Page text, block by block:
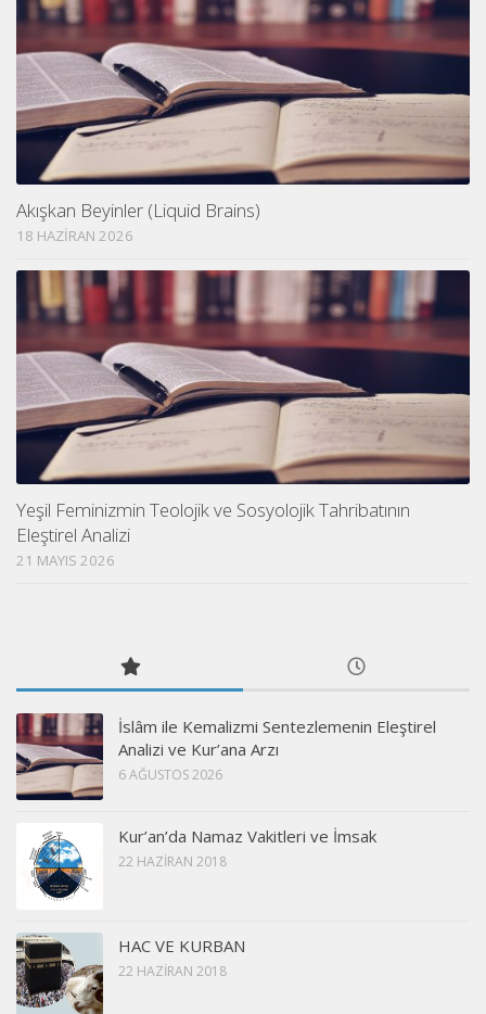
Akışkan Beyinler (Liquid Brains)
18 HAZIRAN 2026
Yeşil Feminizmin Teolojik ve Sosyolojik Tahribatının
Eleştirel Analizi
21 MAYIS 2026
İslâm ile Kemalizmi Sentezlemenin Eleştirel
Analizi ve Kur’ana Arzı
6 AĞUSTOS 2026
Kur’an’da Namaz Vakitleri ve İmsak
22 HAZIRAN 2018
HAC VE KURBAN
22 HAZIRAN 2018